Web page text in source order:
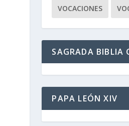
VOCACIONES
SAGRADA BIBLIA
PAPA LEÓN XIV